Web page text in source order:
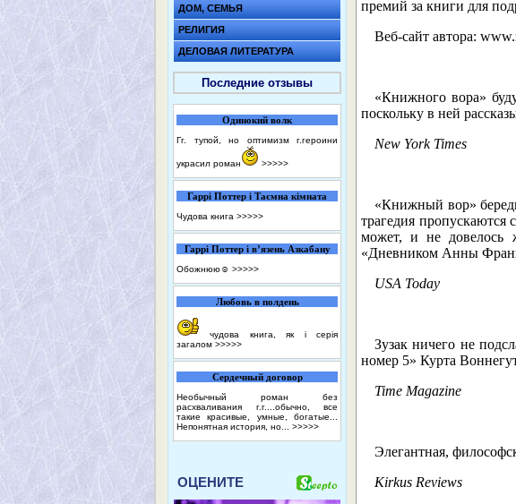
ДОМ, СЕМЬЯ
РЕЛИГИЯ
ДЕЛОВАЯ ЛИТЕРАТУРА
Последние отзывы
Одинокий волк
Гг. тупой, но оптимизм г.героини
украсил роман >>>>>
Гаррі Поттер і Таємна кімната
Чудова книга >>>>>
Гаррі Поттер і в’язень Азкабану
Обожнюю☺️ >>>>>
Любовь в полдень
чудова книга, як і серія
загалом >>>>>
Сердечный договор
Необычный роман без
расхваливания г.г....обычно, все
такие красивые, умные, богатые...
Непонятная история, но... >>>>>
ОЦЕНИТЕ
премий за книги для
Веб-сайт автора:
«Книжного вора»
поскольку в ней
New York Times
«Книжный вор»
трагедия пропускаются
может, и не довелось
«Дневником Анны
USA Today
Зузак ничего не
номер 5» Курта
Time Magazine
Элегантная,
Kirkus Reviews